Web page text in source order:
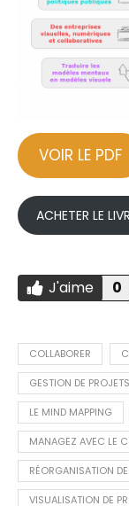
VOIR LE PDF
ACHETER LE
Do you like this?
J'aime 0
COLLABORER
GESTION DE PROJETS
LE MIND MAPPING
MANAGEZ AVEC LE
RÉORGANISATION
VISUALISATION DE